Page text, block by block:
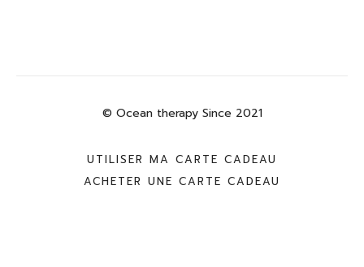
© Ocean therapy Since 2021
UTILISER MA CARTE CADEAU
ACHETER UNE CARTE CADEAU